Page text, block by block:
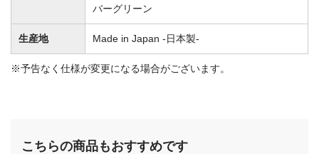
バーグリーン
生産地 Made in Japan -日本製-
※予告なく仕様が変更になる場合がございます。
こちらの商品もおすすめです